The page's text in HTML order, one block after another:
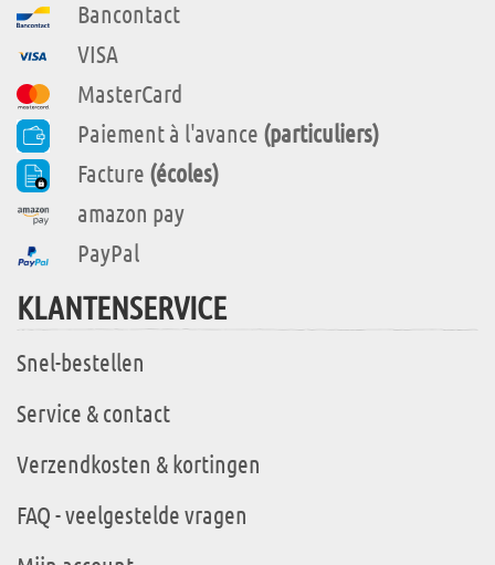
Bancontact
VISA
MasterCard
Paiement à l'avance (particuliers)
Facture (écoles)
amazon pay
PayPal
KLANTENSERVICE
Snel-bestellen
Service & contact
Verzendkosten & kortingen
FAQ - veelgestelde vragen